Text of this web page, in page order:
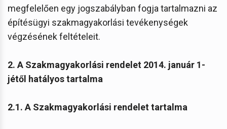
megfelelően egy jogszabályban fogja tartalmazni az
építésügyi szakmagyakorlási tevékenységek
végzésének feltételeit.
2. A Szakmagyakorlási rendelet 2014. január 1-
jétől hatályos tartalma
2.1. A Szakmagyakorlási rendelet tartalma